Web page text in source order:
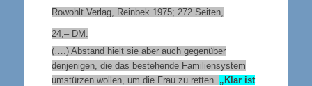
Rowohlt Verlag, Reinbek 1975; 272 Seiten,
24,– DM.
(….) Abstand hielt sie aber auch gegenüber
denjenigen, die das bestehende Familiensystem
umstürzen wollen, um die Frau zu retten. „Klar ist